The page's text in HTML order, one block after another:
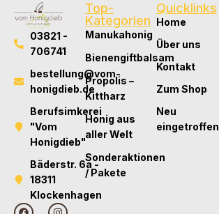
03821 -
706741
bestellung@vom-
honigdieb.de
Berufsimkerei
"Vom
Honigdieb"
Bäderstr. 6a -
18311
Klockenhagen
Top-
Kategorien
Manukahonig
Bienengiftbalsam
Propolis –
Kittharz
Honig aus
aller Welt
Sonderaktionen
/ Pakete
Quicklinks
Home
Über uns
Kontakt
Zum Shop
Neu
eingetroffen